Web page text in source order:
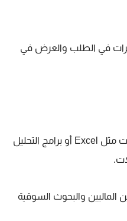
في الطلب والعرض في
البرامج والتطبيقات: استخدم أدوات مثل Excel أو برامج التحليل
الماليين والبحوث السوقية